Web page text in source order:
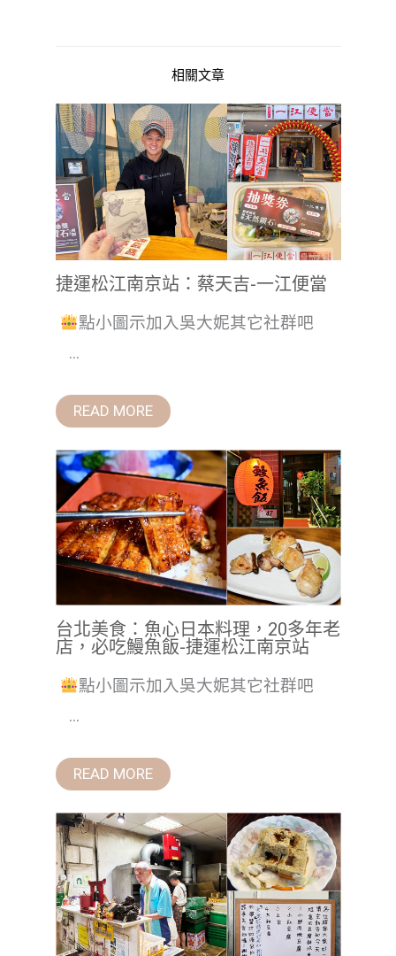
相關文章
捷運松江南京站：蔡天吉-一江便當
點小圖示加入吳大妮其它社群吧
...
READ MORE
台北美食：魚心日本料理，20多年老
店，必吃鰻魚飯-捷運松江南京站
點小圖示加入吳大妮其它社群吧
...
READ MORE